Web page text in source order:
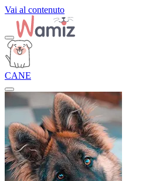
Vai al contenuto
CANE